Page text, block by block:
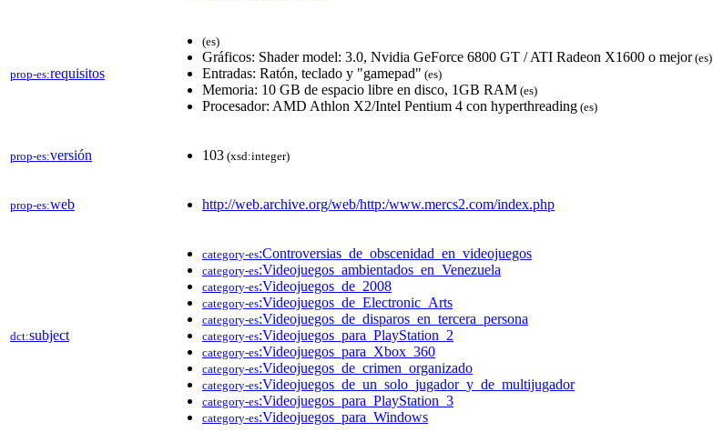
prop-es:requisitos
(es)
Gráficos: Shader model: 3.0, Nvidia GeForce 6800 GT / ATI Radeon X1600 o mejor(es)
Entradas: Ratón, teclado y "gamepad" (es)
Memoria: 10 GB de espacio libre en disco, 1GB RAM (es)
Procesador: AMD Athlon X2/Intel Pentium 4 con hyperthreading (es)
prop-es:versión 103 (xsd:integer)
prop-es:web http://web.archive.org/web/http:/www.mercs2.com/index.php
dct:subject
category-es:Controversias_de_obscenidad_en_videojuegos
category-es:Videojuegos_ambientados_en_Venezuela
category-es:Videojuegos_de_2008
category-es:Videojuegos_de_Electronic_Arts
category-es:Videojuegos_de_disparos_en_tercera_persona
category-es:Videojuegos_para_PlayStation_2
category-es:Videojuegos_para_Xbox_360
category-es:Videojuegos_de_crimen_organizado
category-es:Videojuegos_de_un_solo_jugador_y_de_multijugador
category-es:Videojuegos_para_PlayStation_3
category-es:Videojuegos_para_Windows